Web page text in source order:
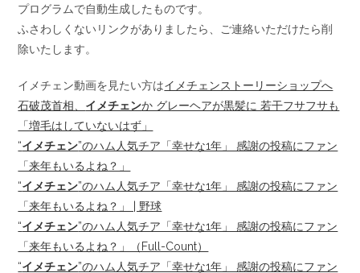
プログラムで自動生成したものです。
ふさわしくないリンクがありましたら、ご連絡いただけたら削
除いたします。
イメチェン動画を見たい方はイメチェンストーリーショップへ
石破茂首相、 イメチェンか グレーヘアが黒髪に 若干フサフサも
「増毛はしていないはず」
“イメチェン”のハム人気チア「幸せな1年」 感謝の投稿にファン
「来年もいるよね？」
“イメチェン”のハム人気チア「幸せな1年」 感謝の投稿にファン
「来年もいるよね？」 | 野球
“イメチェン”のハム人気チア「幸せな1年」 感謝の投稿にファン
「来年もいるよね？」（Full-Count）
“イメチェン”のハム人気チア「幸せな1年」 感謝の投稿にファン